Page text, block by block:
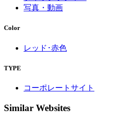
写真・動画
Color
レッド･赤色
TYPE
コーポレートサイト
Similar Websites